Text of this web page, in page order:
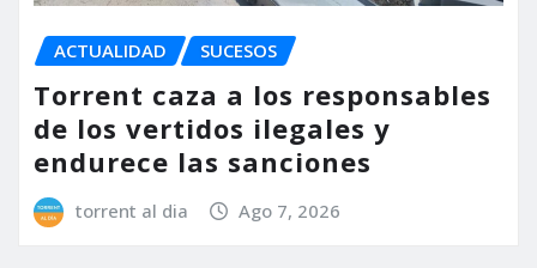
ACTUALIDAD SUCESOS
Torrent caza a los responsables
de los vertidos ilegales y
endurece las sanciones
torrent al dia Ago 7, 2026